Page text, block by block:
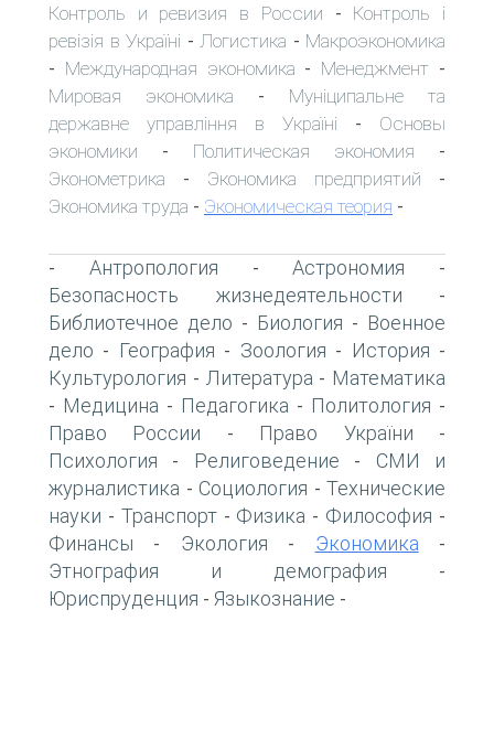
Контроль и ревизия в России - Контроль і
ревізія в Україні - Логистика - Макроэкономика
- Международная экономика - Менеджмент -
Мировая экономика - Муніципальне та
державне управління в Україні - Основы
экономики - Политическая экономия -
Эконометрика - Экономика предприятий -
Экономика труда - Экономическая теория -
- Антропология -Астрономия -
Безопасность жизнедеятельности -
Библиотечное дело - Биология - Военное
дело - География - Зоология - История -
Культурология - Литература - Математика
- Медицина - Педагогика - Политология -
Право России - Право України -
Психология - Религоведение - СМИ и
журналистика - Социология - Технические
науки - Транспорт- Физика - Философия -
Финансы - Экология - Экономика -
Этнография и демография -
Юриспруденция - Языкознание -